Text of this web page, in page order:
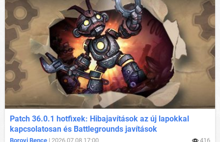
Patch 36.0.1 hotfixek: Hibajavítások az új lapokkal
kapcsolatosan és Battlegrounds javítások
Borovi Bence | 2026.07.08 17:00 416